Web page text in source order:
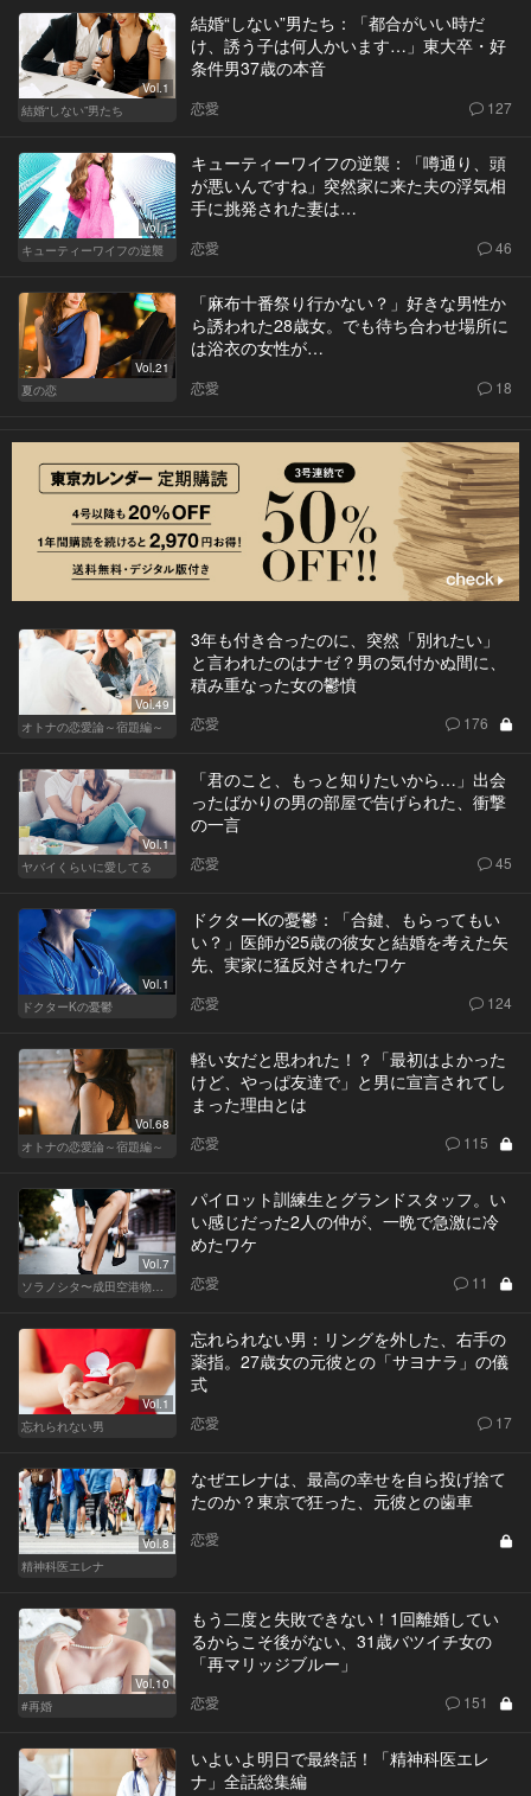
Vol.1
結婚“しない”男たち
結婚“しない”男たち：「都合がいい時だ
け、誘う子は何人かいます…」東大卒・好
条件男37歳の本音
恋愛 127
Vol.1
キューティーワイフの逆襲
キューティーワイフの逆襲：「噂通り、頭
が悪いんですね」突然家に来た夫の浮気相
手に挑発された妻は…
恋愛 46
Vol.21
夏の恋
「麻布十番祭り行かない？」好きな男性か
ら誘われた28歳女。でも待ち合わせ場所に
は浴衣の女性が…
恋愛 18
Vol.49
オトナの恋愛論～宿題編～
3年も付き合ったのに、突然「別れたい」
と言われたのはナゼ？男の気付かぬ間に、
積み重なった女の鬱憤
恋愛 176
Vol.1
ヤバイくらいに愛してる
「君のこと、もっと知りたいから…」出会
ったばかりの男の部屋で告げられた、衝撃
の一言
恋愛 45
Vol.1
ドクターKの憂鬱
ドクターKの憂鬱：「合鍵、もらってもい
い？」医師が25歳の彼女と結婚を考えた矢
先、実家に猛反対されたワケ
恋愛 124
Vol.68
オトナの恋愛論～宿題編～
軽い女だと思われた！？「最初はよかった
けど、やっぱ友達で」と男に宣言されてし
まった理由とは
恋愛 115
Vol.7
ソラノシタ〜成田空港物語〜
パイロット訓練生とグランドスタッフ。い
い感じだった2人の仲が、一晩で急激に冷
めたワケ
恋愛 11
Vol.1
忘れられない男
忘れられない男：リングを外した、右手の
薬指。27歳女の元彼との「サヨナラ」の儀
式
恋愛 17
Vol.8
精神科医エレナ
なぜエレナは、最高の幸せを自ら投げ捨て
たのか？東京で狂った、元彼との歯車
恋愛
Vol.10
#再婚
もう二度と失敗できない！1回離婚してい
るからこそ後がない、31歳バツイチ女の
「再マリッジブルー」
恋愛 151
いよいよ明日で最終話！「精神科医エレ
ナ」全話総集編